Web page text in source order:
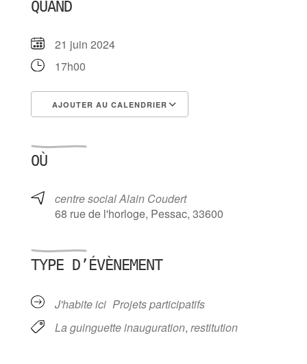
QUAND
21 juin 2024
17h00
AJOUTER AU CALENDRIER
OÙ
centre social Alain Coudert
68 rue de l'horloge, Pessac, 33600
TYPE D’ÉVÈNEMENT
J'habite ici Projets participatifs
La guinguette inauguration, restitution